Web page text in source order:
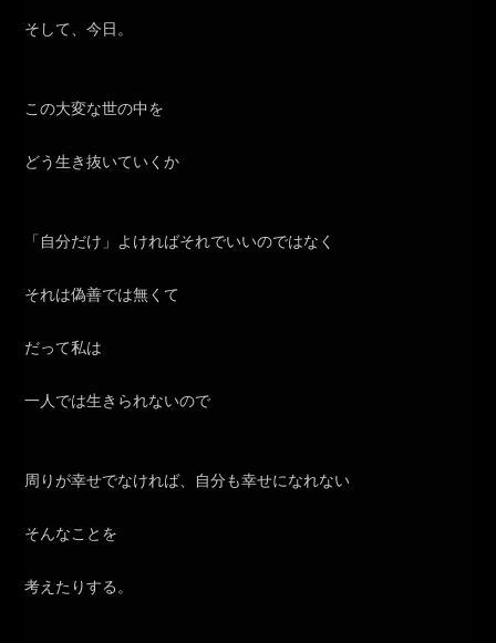
そして、今日。
この大変な世の中を
どう生き抜いていくか
「自分だけ」よければそれでいいのではなく
それは偽善では無くて
だって私は
一人では生きられないので
周りが幸せでなければ、自分も幸せになれない
そんなことを
考えたりする。